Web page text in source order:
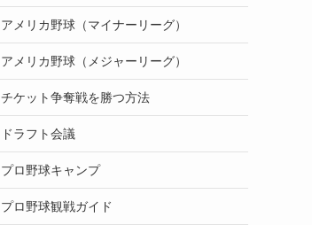
アメリカ野球（マイナーリーグ）
アメリカ野球（メジャーリーグ）
チケット争奪戦を勝つ方法
ドラフト会議
プロ野球キャンプ
プロ野球観戦ガイド